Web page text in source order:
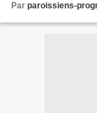
Par paroissiens-